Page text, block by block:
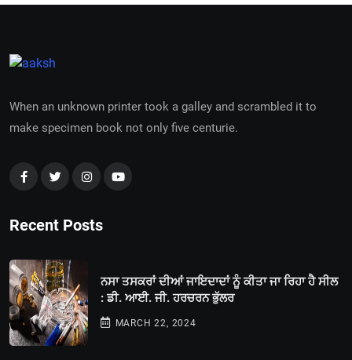
When an unknown printer took a galley and scrambled it to
make specimen book not only five centurie.
Recent Posts
ਨਸਾ ਤਸਕਰਾਂ ਦੀਆਂ ਜਾਇਦਾਦਾਂ ਨੂੰ ਕੀਤਾ ਜਾ ਰਿਹਾ ਹੈ ਸੀਲ
: ਡੀ. ਆਈ. ਜੀ. ਹਰਚਰਨ ਭੁੱਲਰ
MARCH 22, 2024